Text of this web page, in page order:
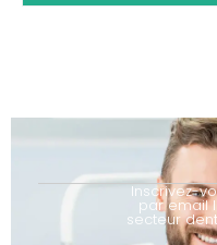
Inscrivez-
par email
secteur